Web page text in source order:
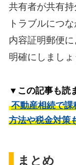
共有者が共有持
トラブルにつ
内容証明郵便
明確にしましょ
▼この記事も読
不動産相続で
方法や税金対策
まとめ